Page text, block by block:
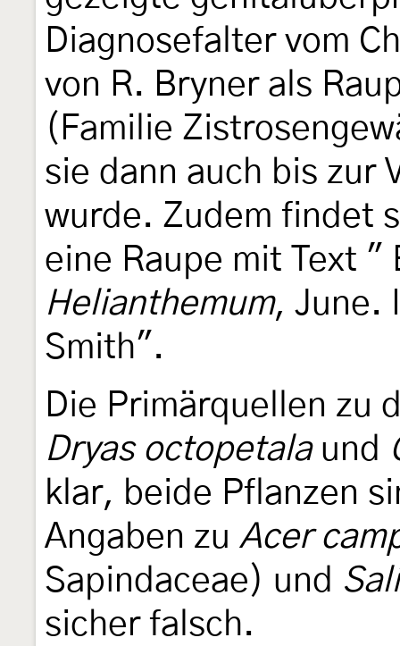
Diagnosefalter vom
von R. Bryner als
(Familie
sie dann auch bis zur
wurde. Zudem findet
eine Raupe mit Text "
Helianthemum, June.
Smith".
Die Primärquellen zu
Dryas octopetalaund
klar, beide Pflanzen
Angaben zu Acer
Sapindaceae) und
sicher falsch.